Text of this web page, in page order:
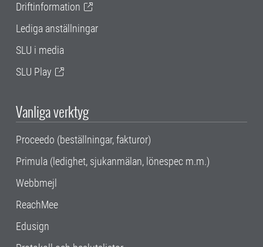
Driftinformation
Lediga anställningar
SLU i media
SLU Play
Vanliga verktyg
Proceedo (beställningar, fakturor)
Primula (ledighet, sjukanmälan, lönespec m.m.)
Webbmejl
ReachMee
Edusign